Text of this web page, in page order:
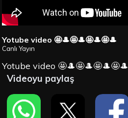
Yotube video 🤩🎩🤩🎩🤩🎩🤩🎩
Canlı Yayın
Yotube video 🤩🎩🤩🎩🤩🎩🤩🎩
Videoyu paylaş